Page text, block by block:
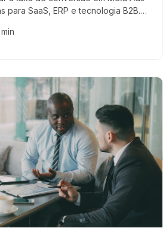
para SaaS, ERP e tecnologia B2B.